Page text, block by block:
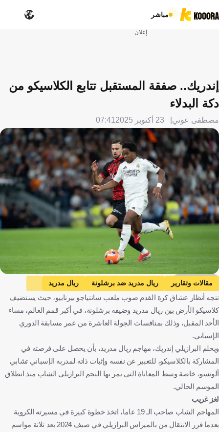
مباشر
إعلان
إندريك.. صفقة المستقبل تتابع الكلاسيكو من
دكة البدلاء
مصطفى عوني 23 أكتوبر 2025 07:41
Getty Images
مقالات وتقارير ريال مدريد ضد برشلونة
ريال مدريد
برشلونة
الدوري الإسباني إندريك
تشابي ألونسو
كارلو أنشيلوتي
إسبانيا البرازيل إيطاليا كرة قدم
تتجه أنظار عشاق كرة القدم صوب ملعب سانتياجو بيرنابيو، حيث يستضيف
كلاسيكو الأرض بين ريال مدريد وضيفه برشلونة، في أكبر قمم العالم، مساء
الأحد المقبل، وذلك بمنافسات الجولة العاشرة من عمر مسابقة الدوري
الإسباني.
ويحلم البرازيلي إندريك، مهاجم ريال مدريد، بأن يحصل على فرصته في
المشاركة بالكلاسيكو، للتعبير عن نفسه وإثبات ذاته لمدربه الإسباني تشابي
ألونسو، خاصة وسط المعاناة التي يمر بها النجم البرازيلي الشاب منذ انطلاق
الموسم الحالي.
لغز غريب
المهاجم الشاب صاحب الـ 19 عاما، اتخذ خطوة كبيرة في مسيرته الكروية
بعدما قرر الانتقال من بالميراس البرازيلي في صيف 2024 بعد ثلاثة مواسم